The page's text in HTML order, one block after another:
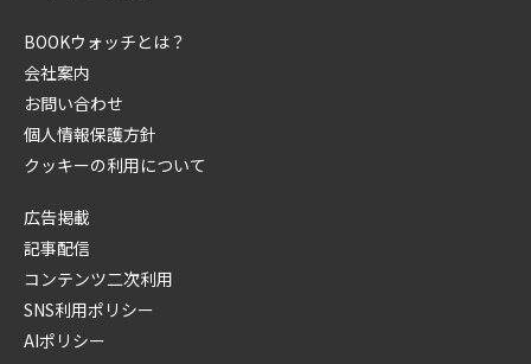
BOOKウォッチとは？
会社案内
お問い合わせ
個人情報保護方針
クッキーの利用について
広告掲載
記事配信
コンテンツ二次利用
SNS利用ポリシー
AIポリシー